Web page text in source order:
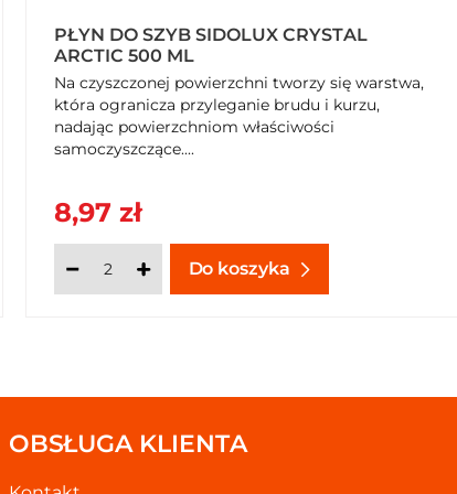
równomiernie preparat przy pomocy mopa lub
PŁYN DO SZYB SIDOLUX CRYSTAL
ARCTIC 500 ML
Na czyszczonej powierzchni tworzy się warstwa,
która ogranicza przyleganie brudu i kurzu,
nadając powierzchniom właściwości
samoczyszczące....
8,97 zł
Do koszyka
OBSŁUGA KLIENTA